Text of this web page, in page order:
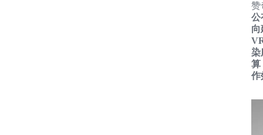
赞
公
向
染
算
作